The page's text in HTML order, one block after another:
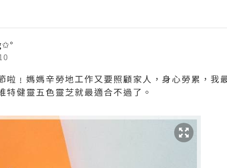
啦﹗媽媽辛勞地工作又要照顧家人，身心勞累，我
特健靈五色靈芝就最適合不過了。